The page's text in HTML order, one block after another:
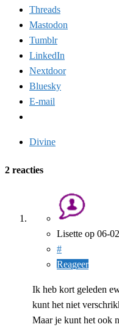
Threads
Mastodon
Tumblr
LinkedIn
Nextdoor
Bluesky
E-mail
Divine
2 reacties
Lisette op 06-
#
Reageer
Ik heb kort geleden
kunt het niet
Maar je kunt het ook